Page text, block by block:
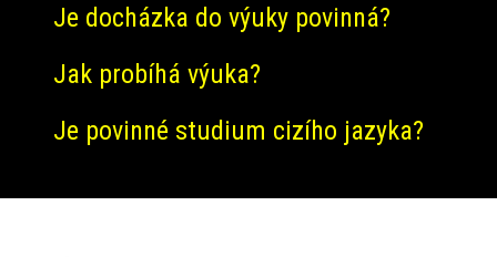
Je docházka do výuky povinná?
Jak probíhá výuka?
Je povinné studium cizího jazyka?